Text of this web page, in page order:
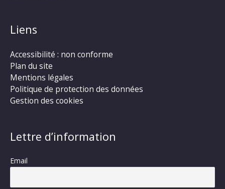
Liens
Accessibilité : non conforme
Plan du site
Mentions légales
Politique de protection des données
Gestion des cookies
Lettre d’information
Email